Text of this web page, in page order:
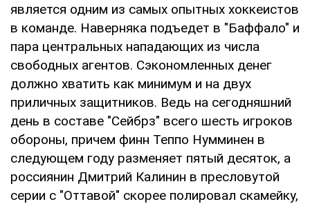
является одним из самых опытных хоккеистов
в команде. Наверняка подъедет в "Баффало" и
пара центральных нападающих из числа
свободных агентов. Сэкономленных денег
должно хватить как минимум и на двух
приличных защитников. Ведь на сегодняшний
день в составе "Сейбрз" всего шесть игроков
обороны, причем финн Теппо Нумминен в
следующем году разменяет пятый десяток, а
россиянин Дмитрий Калинин в пресловутой
серии с "Оттавой" скорее полировал скамейку,